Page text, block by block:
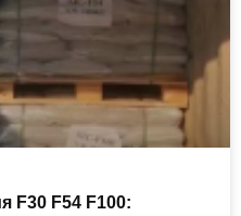
F30 F54 F100: